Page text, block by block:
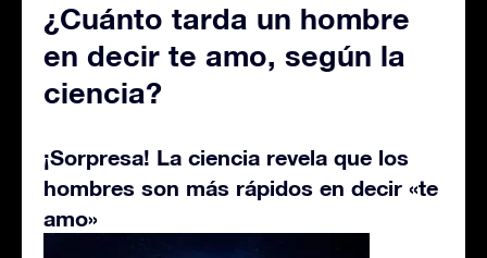
¿Cuánto tarda un hombre
en decir te amo, según la
ciencia?
¡Sorpresa! La ciencia revela que los
hombres son más rápidos en decir «te
amo»